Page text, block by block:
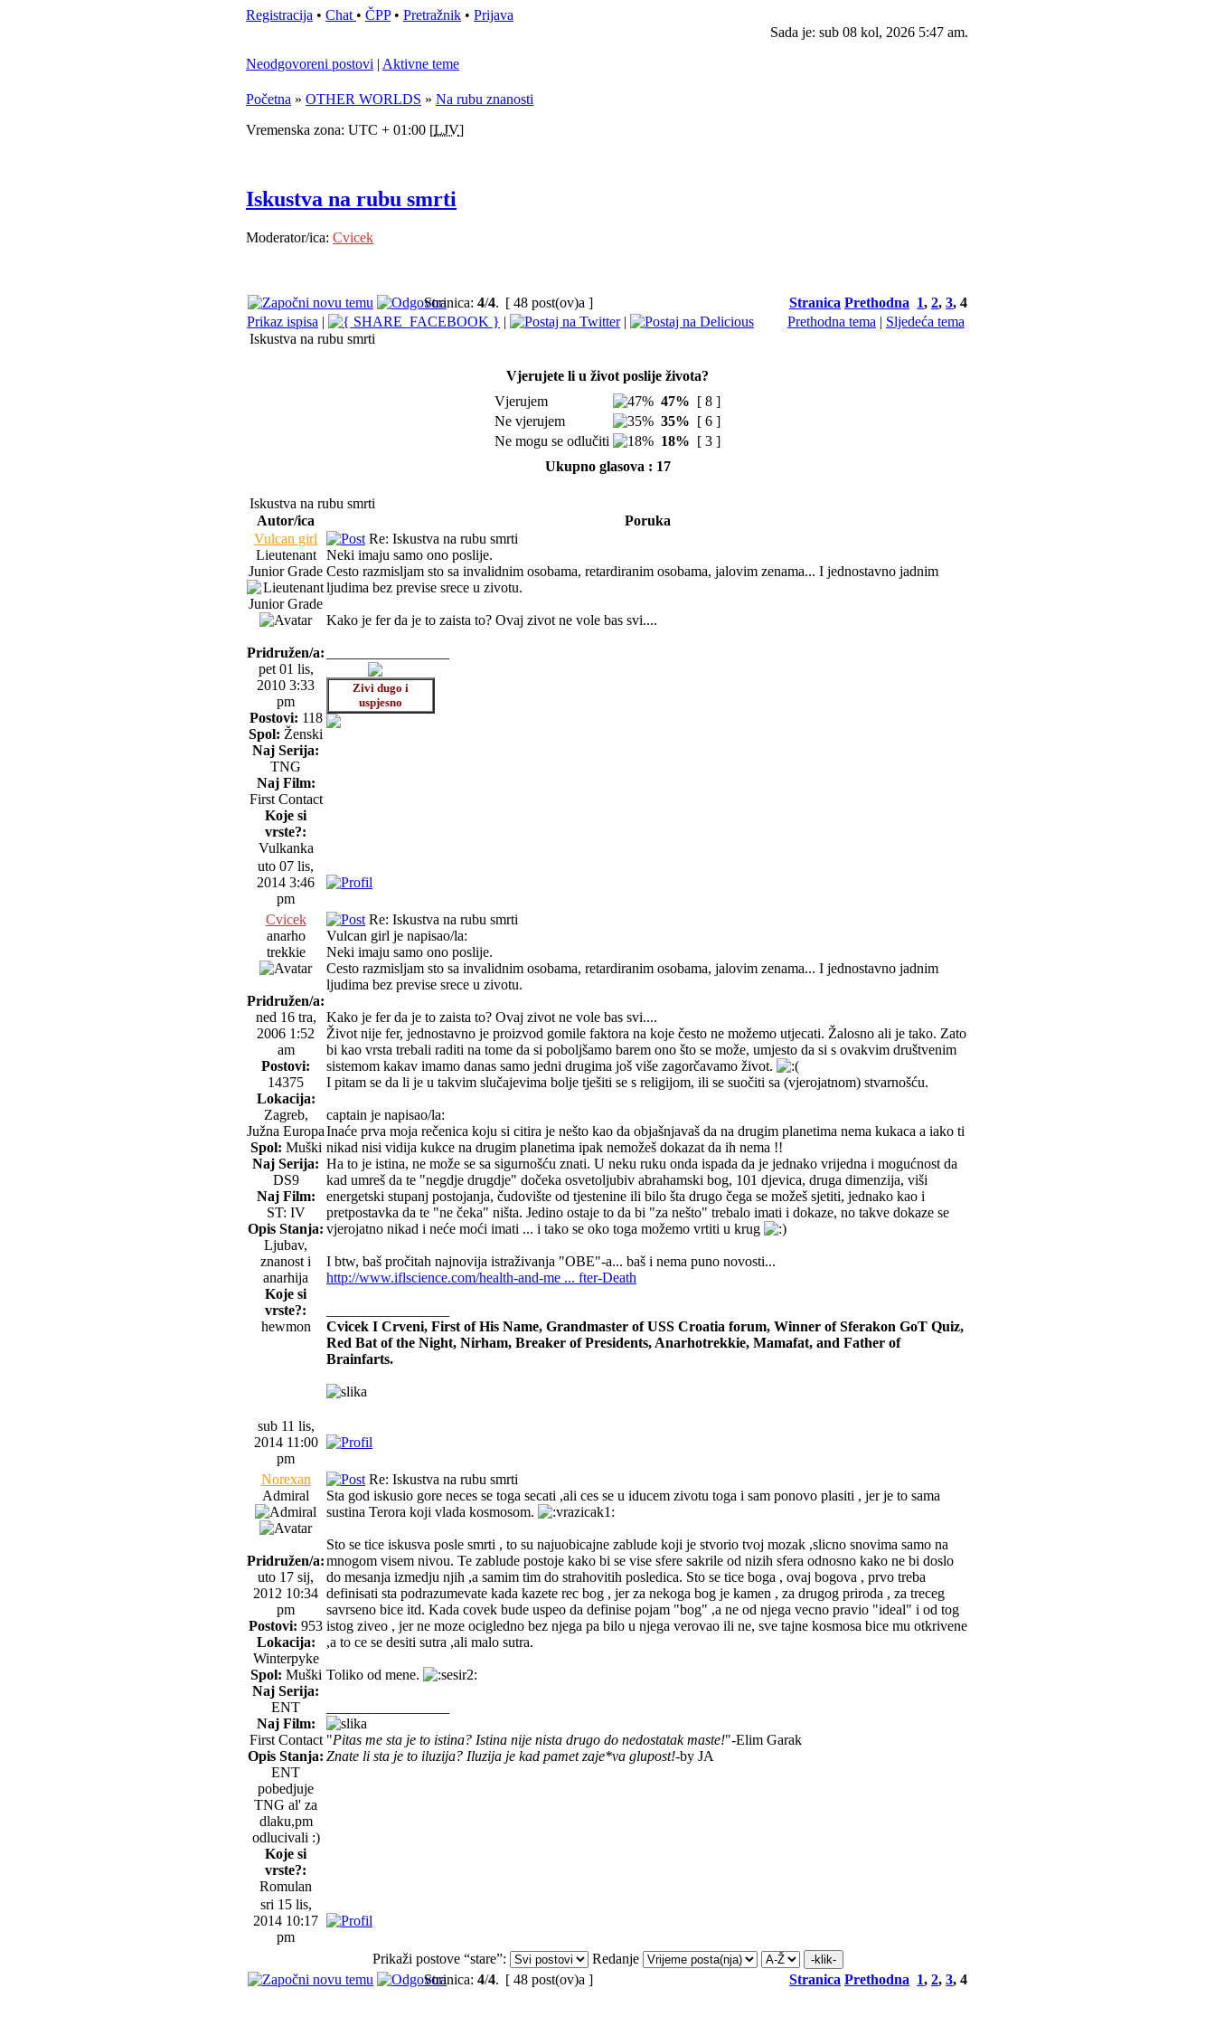
Registracija • Chat • ČPP• Pretražnik • Prijava
Sada je: sub 08 kol, 2026 5:47 am.
Neodgovoreni postovi | Aktivne teme
Početna » OTHER WORLDS » Na rubu znanosti
Vremenska zona: UTC + 01:00 [LJV]
Iskustva na rubu smrti
Moderator/ica: Cvicek
Stranica: 4/4. [ 48 post(ov)a ] Stranica Prethodna 1, 2, 3, 4
Prikaz ispisa | | | Prethodna tema | Sljedeća tema
Iskustva na rubu smrti
Vjerujete li u život poslije života?
Vjerujem
47% [ 8 ]
Ne vjerujem
35% [ 6 ]
Ne mogu se odlučiti
18% [ 3 ]
Ukupno glasova : 17
Iskustva na rubu smrti
Autor/ica
Poruka
Vulcan girl
Lieutenant
Junior Grade
Pridružen/a:
pet 01 lis,
2010 3:33
pm
Postovi: 118
Spol: Ženski
Naj Serija:
TNG
Naj Film:
First Contact
Koje si
vrste?:
Vulkanka
Re: Iskustva na rubu smrti
Neki imaju samo ono poslije.
Cesto razmisljam sto sa invalidnim osobama, retardiranim osobama, jalovim zenama... I jednostavno jadnim
ljudima bez previse srece u zivotu.
Kako je fer da je to zaista to? Ovaj zivot ne vole bas svi....
Zivi dugo i
uspjesno
uto 07 lis,
2014 3:46
pm
Cvicek
anarho
trekkie
Pridružen/a:
ned 16 tra,
2006 1:52
am
Postovi:
14375
Lokacija:
Zagreb,
Južna Europa
Spol: Muški
Naj Serija:
DS9
Naj Film:
ST: IV
Opis Stanja:
Ljubav,
znanost i
anarhija
Koje si
vrste?:
hewmon
Re: Iskustva na rubu smrti
Vulcan girl je napisao/la:
Neki imaju samo ono poslije.
Cesto razmisljam sto sa invalidnim osobama, retardiranim osobama, jalovim zenama... I jednostavno jadnim
ljudima bez previse srece u zivotu.
Kako je fer da je to zaista to? Ovaj zivot ne vole bas svi....
Život nije fer, jednostavno je proizvod gomile faktora na koje često ne možemo utjecati. Žalosno ali je tako. Zato
bi kao vrsta trebali raditi na tome da si poboljšamo barem ono što se može, umjesto da si s ovakvim društvenim
sistemom kakav imamo danas samo jedni drugima još više zagorčavamo život.
I pitam se da li je u takvim slučajevima bolje tješiti se s religijom, ili se suočiti sa (vjerojatnom) stvarnošću.
captain je napisao/la:
Inaće prva moja rečenica koju si citira je nešto kao da objašnjavaš da na drugim planetima nema kukaca a iako ti
nikad nisi vidija kukce na drugim planetima ipak nemožeš dokazat da ih nema !!
Ha to je istina, ne može se sa sigurnošću znati. U neku ruku onda ispada da je jednako vrijedna i mogućnost da
kad umreš da te "negdje drugdje" dočeka osvetoljubiv abrahamski bog, 101 djevica, druga dimenzija, viši
energetski stupanj postojanja, čudovište od tjestenine ili bilo šta drugo čega se možeš sjetiti, jednako kao i
pretpostavka da te "ne čeka" ništa. Jedino ostaje to da bi "za nešto" trebalo imati i dokaze, no takve dokaze se
vjerojatno nikad i neće moći imati ... i tako se oko toga možemo vrtiti u krug
I btw, baš pročitah najnovija istraživanja "OBE"-a... baš i nema puno novosti...
http://www.iflscience.com/health-and-me ... fter-Death
Cvicek I Crveni, First of His Name, Grandmaster of USS Croatia forum, Winner of Sferakon GoT Quiz,
Red Bat of the Night, Nirham, Breaker of Presidents, Anarhotrekkie, Mamafat, and Father of
Brainfarts.
sub 11 lis,
2014 11:00
pm
Norexan
Admiral
Pridružen/a:
uto 17 sij,
2012 10:34
pm
Postovi: 953
Lokacija:
Winterpyke
Spol: Muški
Naj Serija:
ENT
Naj Film:
First Contact
Opis Stanja:
ENT
pobedjuje
TNG al' za
dlaku,pm
odlucivali :)
Koje si
vrste?:
Romulan
Re: Iskustva na rubu smrti
Sta god iskusio gore neces se toga secati ,ali ces se u iducem zivotu toga i sam ponovo plasiti , jer je to sama
sustina Terora koji vlada kosmosom.
Sto se tice iskusva posle smrti , to su najuobicajne zablude koji je stvorio tvoj mozak ,slicno snovima samo na
mnogom visem nivou. Te zablude postoje kako bi se vise sfere sakrile od nizih sfera odnosno kako ne bi doslo
do mesanja izmedju njih ,a samim tim do strahovitih posledica. Sto se tice boga , ovaj bogova , prvo treba
definisati sta podrazumevate kada kazete rec bog , jer za nekoga bog je kamen , za drugog priroda , za treceg
savrseno bice itd. Kada covek bude uspeo da definise pojam "bog" ,a ne od njega vecno pravio "ideal" i od tog
istog ziveo , jer ne moze ocigledno bez njega pa bilo u njega verovao ili ne, sve tajne kosmosa bice mu otkrivene
,a to ce se desiti sutra ,ali malo sutra.
Toliko od mene.
"Pitas me sta je to istina? Istina nije nista drugo do nedostatak maste!"-Elim Garak
Znate li sta je to iluzija? Iluzija je kad pamet zaje*va glupost!-by JA
sri 15 lis,
2014 10:17
pm
Prikaži postove “stare”:
Redanje
Stranica: 4/4. [ 48 post(ov)a ] Stranica Prethodna 1, 2, 3, 4